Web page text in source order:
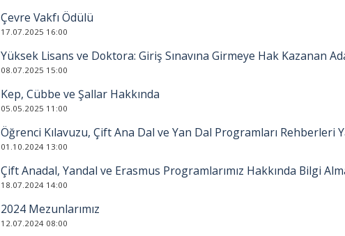
Çevre Vakfı Ödülü
17.07.2025 16:00
Yüksek Lisans ve Doktora: Giriş Sınavına Girmeye Hak Kazanan
08.07.2025 15:00
Kep, Cübbe ve Şallar Hakkında
05.05.2025 11:00
Öğrenci Kılavuzu, Çift Ana Dal ve Yan Dal Programları Rehberleri
01.10.2024 13:00
Çift Anadal, Yandal ve Erasmus Programlarımız Hakkında Bilgi
18.07.2024 14:00
2024 Mezunlarımız
12.07.2024 08:00